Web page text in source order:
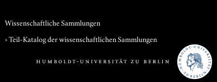
Wissenschaftliche Sammlungen
› Teil-Katalog der wissenschaftlichen Sammlungen